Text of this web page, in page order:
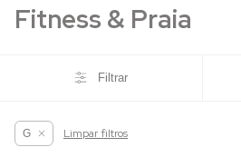
Fitness & Praia
Filtrar
G Limpar filtros